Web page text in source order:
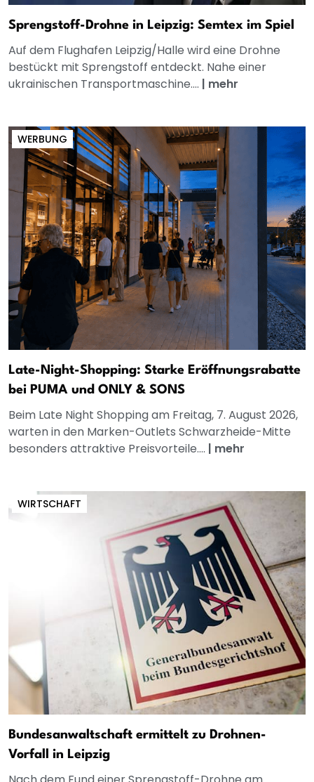
Sprengstoff-Drohne in Leipzig: Semtex im Spiel
Auf dem Flughafen Leipzig/Halle wird eine Drohne
bestückt mit Sprengstoff entdeckt. Nahe einer
ukrainischen Transportmaschine.... | mehr
WERBUNG
Late-Night-Shopping: Starke Eröffnungsrabatte
bei PUMA und ONLY & SONS
Beim Late Night Shopping am Freitag, 7. August 2026,
warten in den Marken-Outlets Schwarzheide-Mitte
besonders attraktive Preisvorteile.... | mehr
WIRTSCHAFT
Bundesanwaltschaft ermittelt zu Drohnen-
Vorfall in Leipzig